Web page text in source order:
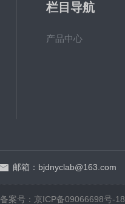
栏目导航
产品中心
邮箱：bjdnyclab@163.com
备案号：京ICP备09066698号-18